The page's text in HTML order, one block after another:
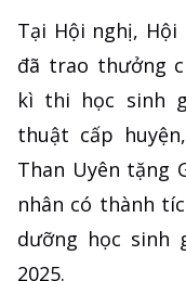
Tại Hội nghị, Hội
đã trao thưởng
kì thi học sinh
thuật cấp
Than Uyên tặng
nhân có thành
dưỡng học sinh
2025.